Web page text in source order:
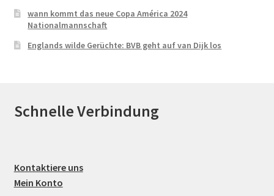
wann kommt das neue Copa América 2024
Nationalmannschaft
Englands wilde Gerüchte: BVB geht auf van Dijk los
Schnelle Verbindung
Kontaktiere uns
Mein Konto